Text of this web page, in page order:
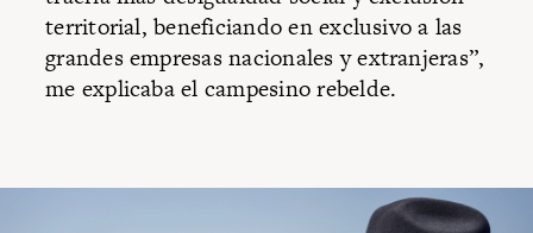
territorial, beneficiando en exclusivo a las
grandes empresas nacionales y extranjeras”,
me explicaba el campesino rebelde.